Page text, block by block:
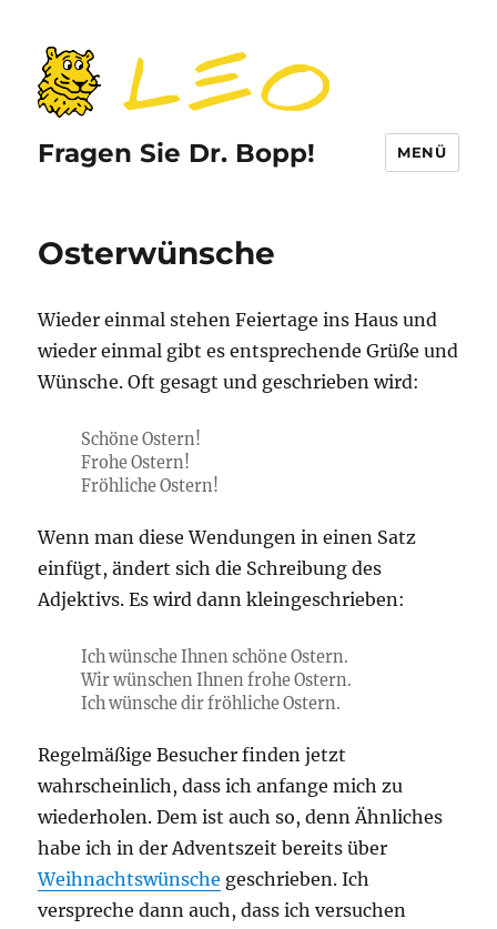
Fragen Sie Dr. Bopp! MENÜ
Osterwünsche
Wieder einmal stehen Feiertage ins Haus und
wieder einmal gibt es entsprechende Grüße und
Wünsche. Oft gesagt und geschrieben wird:
Schöne Ostern!
Frohe Ostern!
Fröhliche Ostern!
Wenn man diese Wendungen in einen Satz
einfügt, ändert sich die Schreibung des
Adjektivs. Es wird dann kleingeschrieben:
Ich wünsche Ihnen schöne Ostern.
Wir wünschen Ihnen frohe Ostern.
Ich wünsche dir fröhliche Ostern.
Regelmäßige Besucher finden jetzt
wahrscheinlich, dass ich anfange mich zu
wiederholen. Dem ist auch so, denn Ähnliches
habe ich in der Adventszeit bereits über
Weihnachtswünsche geschrieben. Ich
verspreche dann auch, dass ich versuchen